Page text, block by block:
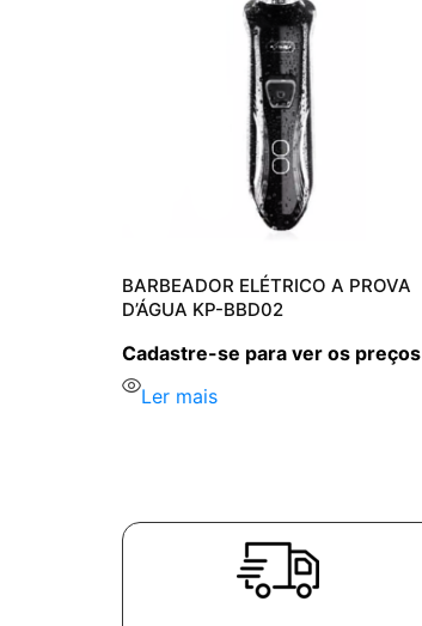
BARBEADOR ELÉTRICO A PROVA
D’ÁGUA KP-BBD02
Cadastre-se para ver os preços
Ler mais